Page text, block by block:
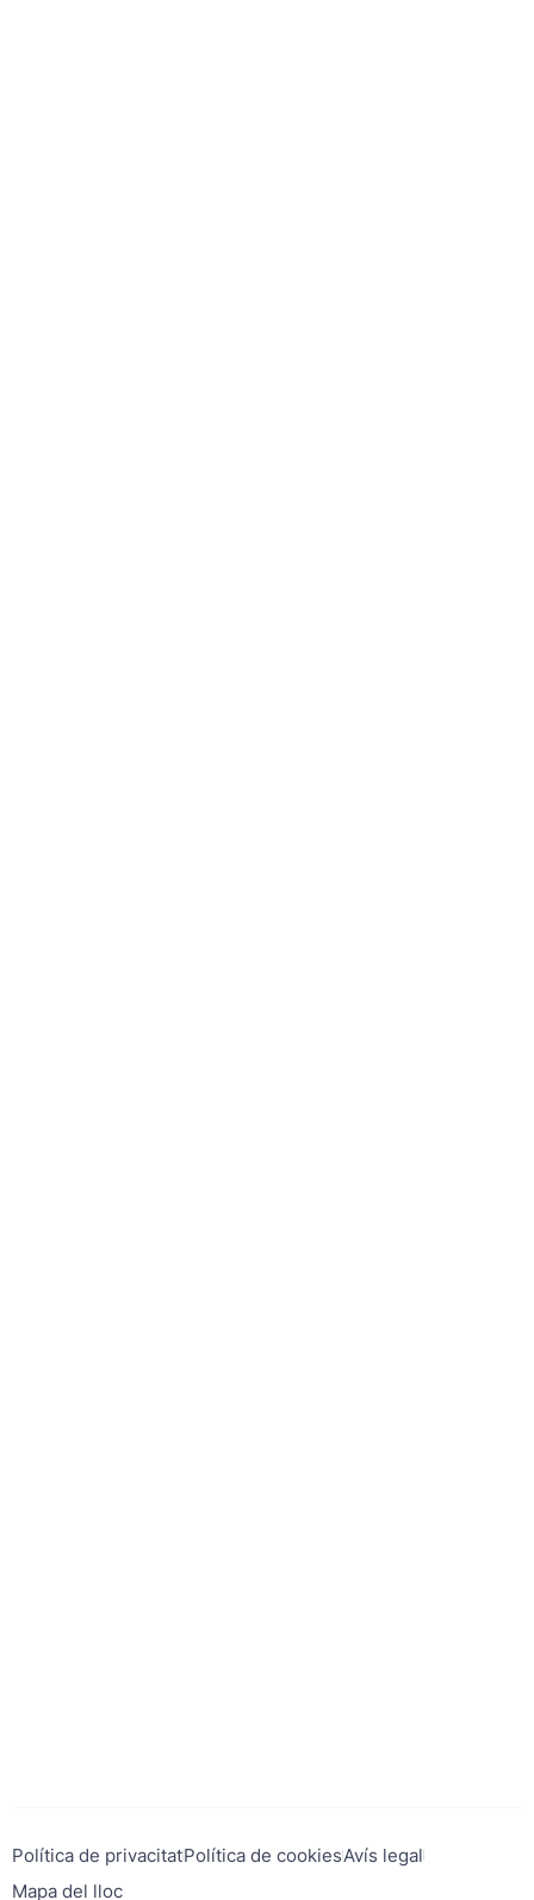
Política de privacitatPolítica de cookiesAvís legal
Mapa del lloc